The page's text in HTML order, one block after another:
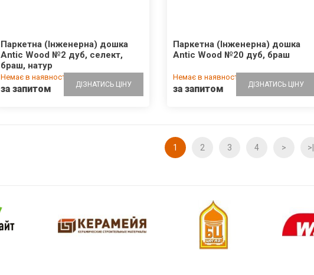
Паркетна (Інженерна) дошка
Antic Wood №2 дуб, селект,
браш, натур
Немає в наявності
за запитом ДІЗНАТИСЬ ЦІНУ
Паркетна (Інженерна) дошка
Antic Wood №20 дуб, браш
Немає в наявності
за запитом ДІЗНАТИСЬ ЦІНУ
1 2 3 4 > >|